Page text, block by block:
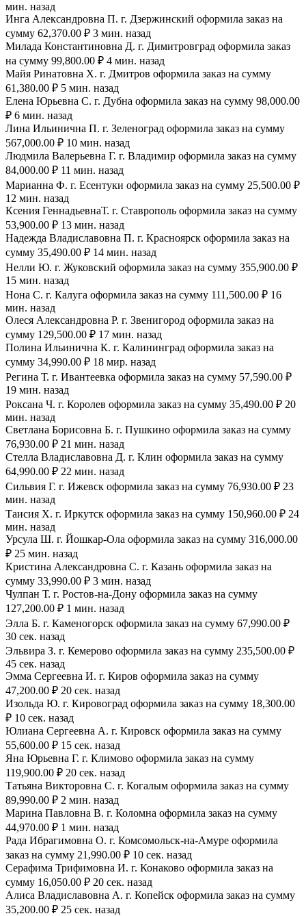
мин. назад
Инга Александровна П. г. Дзержинский оформила заказ на
сумму 62,370.00 ₽ 3 мин. назад
Милада Константиновна Д. г. Димитровград оформила заказ
на сумму 99,800.00 ₽ 4 мин. назад
Майя Ринатовна Х. г. Дмитров оформила заказ на сумму
61,380.00 ₽ 5 мин. назад
Елена Юрьевна С. г. Дубна оформила заказ на сумму 98,000.00
₽ 6 мин. назад
Лина Ильинична П. г. Зеленоград оформила заказ на сумму
567,000.00 ₽ 10 мин. назад
Людмила Валерьевна Г. г. Владимир оформила заказ на сумму
84,000.00 ₽ 11 мин. назад
Марианна Ф. г. Есентуки оформила заказ на сумму 25,500.00 ₽
12 мин. назад
Ксения ГеннадьевнаТ. г. Ставрополь оформила заказ на сумму
53,900.00 ₽ 13 мин. назад
Надежда Владиславовна П. г. Красноярск оформила заказ на
сумму 35,490.00 ₽ 14 мин. назад
Нелли Ю. г. Жуковский оформила заказ на сумму 355,900.00 ₽
15 мин. назад
Нона С. г. Калуга оформила заказ на сумму 111,500.00 ₽ 16
мин. назад
Олеся Александровна Р. г. Звенигород оформила заказ на
сумму 129,500.00 ₽ 17 мин. назад
Полина Ильинична К. г. Калининград оформила заказ на
сумму 34,990.00 ₽ 18 мир. назад
Регина Т. г. Ивантеевка оформила заказ на сумму 57,590.00 ₽
19 мин. назад
Роксана Ч. г. Королев оформила заказ на сумму 35,490.00 ₽ 20
мин. назад
Светлана Борисовна Б. г. Пушкино оформила заказ на сумму
76,930.00 ₽ 21 мин. назад
Стелла Владиславовна Д. г. Клин оформила заказ на сумму
64,990.00 ₽ 22 мин. назад
Сильвия Г. г. Ижевск оформила заказ на сумму 76,930.00 ₽ 23
мин. назад
Таисия Х. г. Иркутск оформила заказ на сумму 150,960.00 ₽ 24
мин. назад
Урсула Ш. г. Йошкар-Ола оформила заказ на сумму 316,000.00
₽ 25 мин. назад
Кристина Александровна С. г. Казань оформила заказ на
сумму 33,990.00 ₽ 3 мин. назад
Чулпан Т. г. Ростов-на-Дону оформила заказ на сумму
127,200.00 ₽ 1 мин. назад
Элла Б. г. Каменогорск оформила заказ на сумму 67,990.00 ₽
30 сек. назад
Эльвира З. г. Кемерово оформила заказ на сумму 235,500.00 ₽
45 сек. назад
Эмма Сергеевна И. г. Киров оформила заказ на сумму
47,200.00 ₽ 20 сек. назад
Изольда Ю. г. Кировоград оформила заказ на сумму 18,300.00
₽ 10 сек. назад
Юлиана Сергеевна А. г. Кировск оформила заказ на сумму
55,600.00 ₽ 15 сек. назад
Яна Юрьевна Г. г. Климово оформила заказ на сумму
119,900.00 ₽ 20 сек. назад
Татьяна Викторовна С. г. Когалым оформила заказ на сумму
89,990.00 ₽ 2 мин. назад
Марина Павловна В. г. Коломна оформила заказ на сумму
44,970.00 ₽ 1 мин. назад
Рада Ибрагимовна О. г. Комсомольск-на-Амуре оформила
заказ на сумму 21,990.00 ₽ 10 сек. назад
Серафима Трифимовна И. г. Конаково оформила заказ на
сумму 16,050.00 ₽ 20 сек. назад
Алиса Владиславовна А. г. Копейск оформила заказ на сумму
35,200.00 ₽ 25 сек. назад